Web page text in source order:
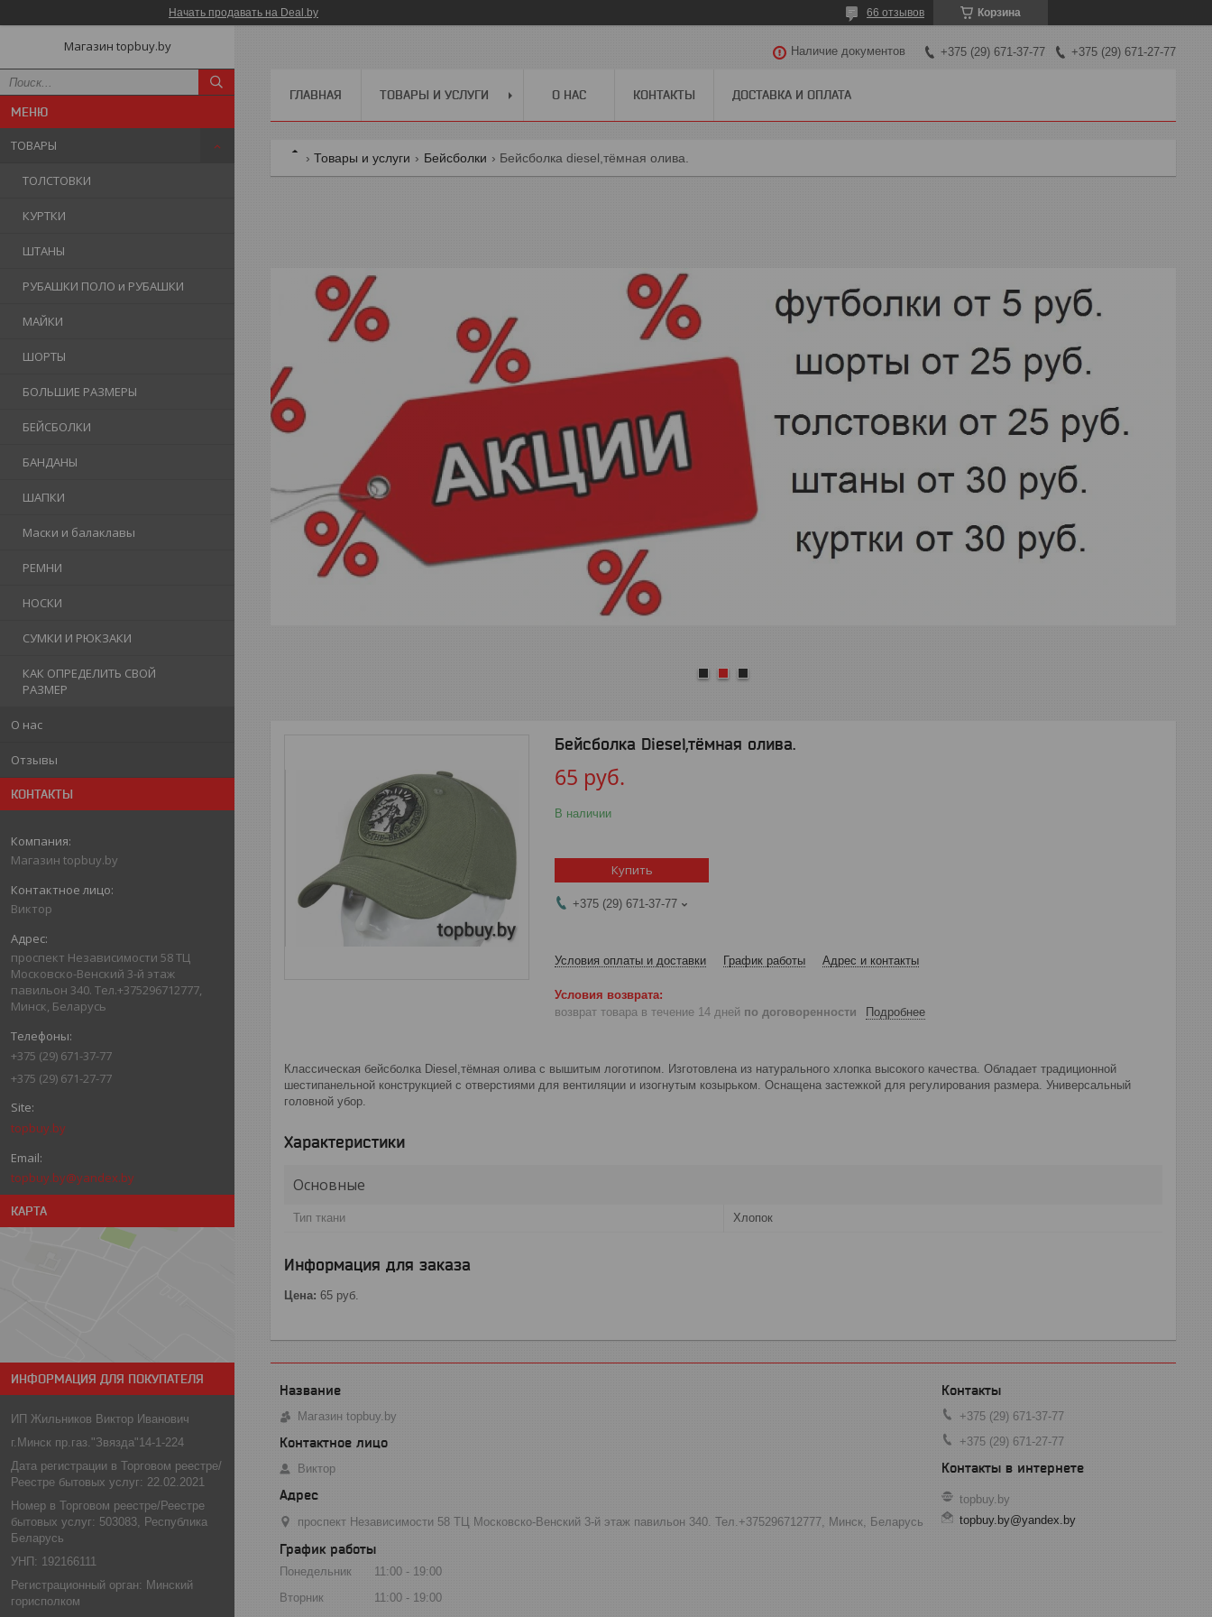
Начать продавать на Deal.by Корзина
66 отзывов
Магазин topbuy.by
ТОВАРЫ
ТОЛСТОВКИ
КУРТКИ
ШТАНЫ
РУБАШКИ ПОЛО и РУБАШКИ
МАЙКИ
ШОРТЫ
БОЛЬШИЕ РАЗМЕРЫ
БЕЙСБОЛКИ
БАНДАНЫ
ШАПКИ
Маски и балаклавы
РЕМНИ
НОСКИ
СУМКИ И РЮКЗАКИ
КАК ОПРЕДЕЛИТЬ СВОЙ
РАЗМЕР
О нас
Отзывы
КОНТАКТЫ
Магазин topbuy.by
Виктор
проспект Независимости 58 ТЦ
Московско-Венский 3-й этаж
павильон 340. Тел.+375296712777,
Минск, Беларусь
+375 (29) 671-37-77
+375 (29) 671-27-77
topbuy.by
topbuy.by@yandex.by
КАРТА
ИНФОРМАЦИЯ ДЛЯ ПОКУПАТЕЛЯ
ИП Жильников Виктор Иванович
г.Минск пр.газ."Звязда"14-1-224
Дата регистрации в Торговом реестре/
Реестре бытовых услуг: 22.02.2021
Номер в Торговом реестре/Реестре
бытовых услуг: 503083, Республика
Беларусь
УНП: 192166111
Регистрационный орган: Минский
горисполком
Наличие документов +375 (29) 671-37-77 +375 (29) 671-27-77
ГЛАВНАЯ ТОВАРЫ И УСЛУГИ О НАС КОНТАКТЫ ДОСТАВКА И ОПЛАТА
Товары и услуги Бейсболки Бейсболка diesel,тёмная олива.
Бейсболка Diesel,тёмная олива.
65 руб.
В наличии
Купить
+375 (29) 671-37-77
Условия оплаты и доставки График работы Адрес и контакты
возврат товара в течение 14 дней по договоренности Подробнее
Классическая бейсболка Diesel,тёмная олива с вышитым логотипом. Изготовлена из натурального хлопка высокого качества. Обладает традиционной
шестипанельной конструкцией с отверстиями для вентиляции и изогнутым козырьком. Оснащена застежкой для регулирования размера. Универсальный
головной убор.
Характеристики
Основные
Тип ткани Хлопок
Информация для заказа
Цена: 65 руб.
Магазин topbuy.by
Виктор
проспект Независимости 58 ТЦ Московско-Венский 3-й этаж павильон 340. Тел.+375296712777, Минск, Беларусь
+375 (29) 671-37-77
+375 (29) 671-27-77
topbuy.by
topbuy.by@yandex.by
График работы
Понедельник 11:00
19:00
Вторник
11:00
19:00